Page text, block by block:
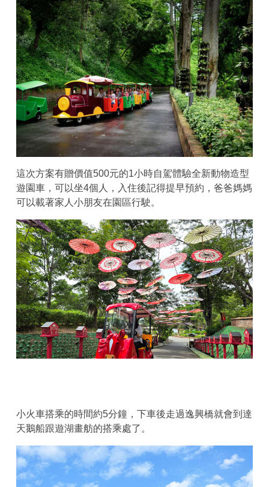
這次方案有贈價值500元的1小時自駕體驗全新動物造型
遊園車，可以坐4個人，入住後記得提早預約，爸爸媽媽
可以載著家人小朋友在園區行駛。
小火車搭乘的時間約5分鐘，下車後走過逸興橋就會到達
天鵝船跟遊湖畫舫的搭乘處了。